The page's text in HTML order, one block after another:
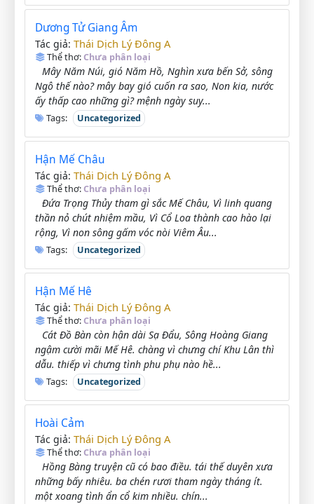
Dương Tử Giang Âm
Tác giả: Thái Dịch Lý Đông A
Thể thơ:Chưa phân loại
Mây Năm Núi, gió Năm Hồ, Nghìn xưa bến Sở, sông
Ngô thế nào? mây bay gió cuốn ra sao, Non kia, nước
ấy thấp cao những gì? mệnh ngày suy...
Tags: Uncategorized
Hận Mế Châu
Tác giả: Thái Dịch Lý Đông A
Thể thơ:Chưa phân loại
Đứa Trọng Thủy tham gì sắc Mế Châu, Vì linh quang
thần nỏ chút nhiệm mầu, Vì Cổ Loa thành cao hào lại
rộng, Vì non sông gấm vóc nòi Viêm Âu...
Tags: Uncategorized
Hận Mế Hê
Tác giả: Thái Dịch Lý Đông A
Thể thơ:Chưa phân loại
Cát Đồ Bàn còn hận dài Sạ Đẩu, Sông Hoàng Giang
ngậm cười mãi Mế Hê. chàng vì chưng chí Khu Lân thì
dẫu. thiếp vì chưng tình phu phụ nào hề...
Tags: Uncategorized
Hoài Cảm
Tác giả: Thái Dịch Lý Đông A
Thể thơ:Chưa phân loại
Hồng Bàng truyện cũ có bao điều. tái thế duyên xưa
những bấy nhiêu. ba chén rươi tham ngày tháng ít.
một xoang tình ẩn cổ kim nhiều. chín...